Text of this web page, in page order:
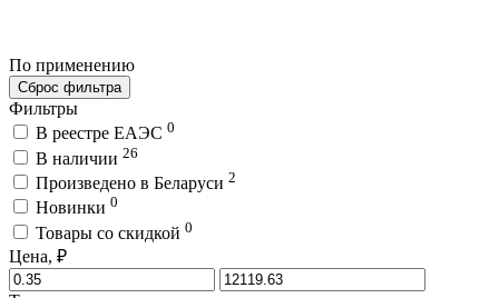
По применению
Сброс фильтра
Фильтры
В реестре ЕАЭС 0
В наличии 26
Произведено в Беларуси 2
Новинки 0
Товары со скидкой 0
Цена, ₽